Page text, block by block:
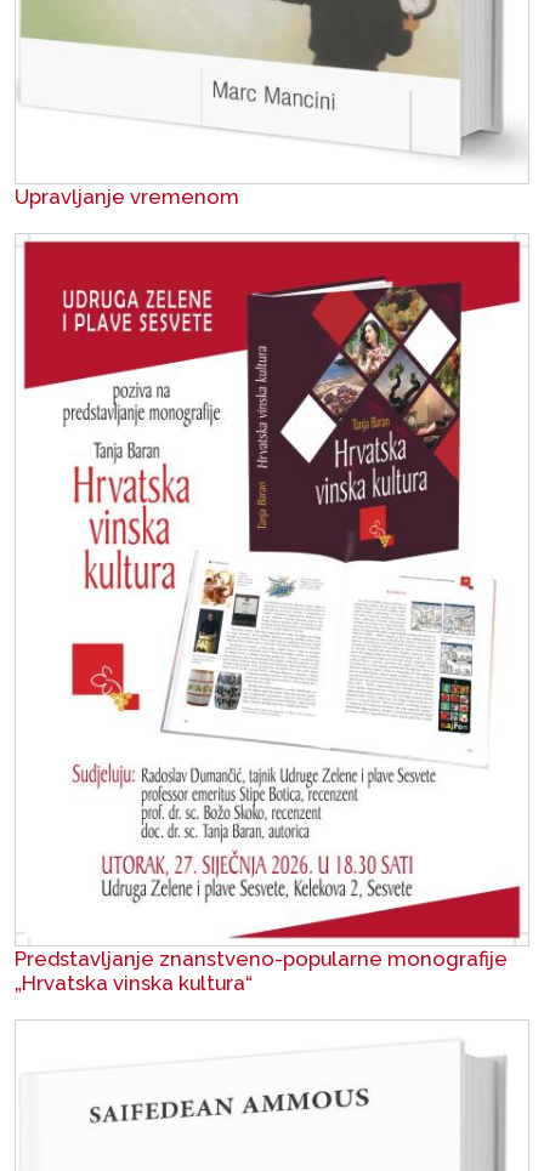
Upravljanje vremenom
Predstavljanje znanstveno-popularne monografije
„Hrvatska vinska kultura“